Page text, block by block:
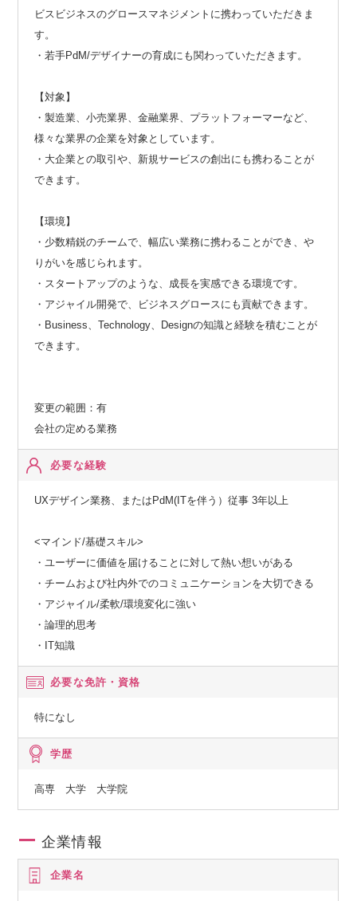
ビスビジネスのグロースマネジメントに携わっていただきま
す。
・若手PdM/デザイナーの育成にも関わっていただきます。
【対象】
・製造業、小売業界、金融業界、プラットフォーマーなど、
様々な業界の企業を対象としています。
・大企業との取引や、新規サービスの創出にも携わることが
できます。
【環境】
・少数精鋭のチームで、幅広い業務に携わることができ、や
りがいを感じられます。
・スタートアップのような、成長を実感できる環境です。
・アジャイル開発で、ビジネスグロースにも貢献できます。
・Business、Technology、Designの知識と経験を積むことが
できます。
変更の範囲：有
会社の定める業務
必要な経験
UXデザイン業務、またはPdM(ITを伴う）従事 3年以上
<マインド/基礎スキル>
・ユーザーに価値を届けることに対して熱い想いがある
・チームおよび社内外でのコミュニケーションを大切できる
・アジャイル/柔軟/環境変化に強い
・論理的思考
・IT知識
必要な免許・資格
特になし
学歴
高専 大学 大学院
企業情報
企業名